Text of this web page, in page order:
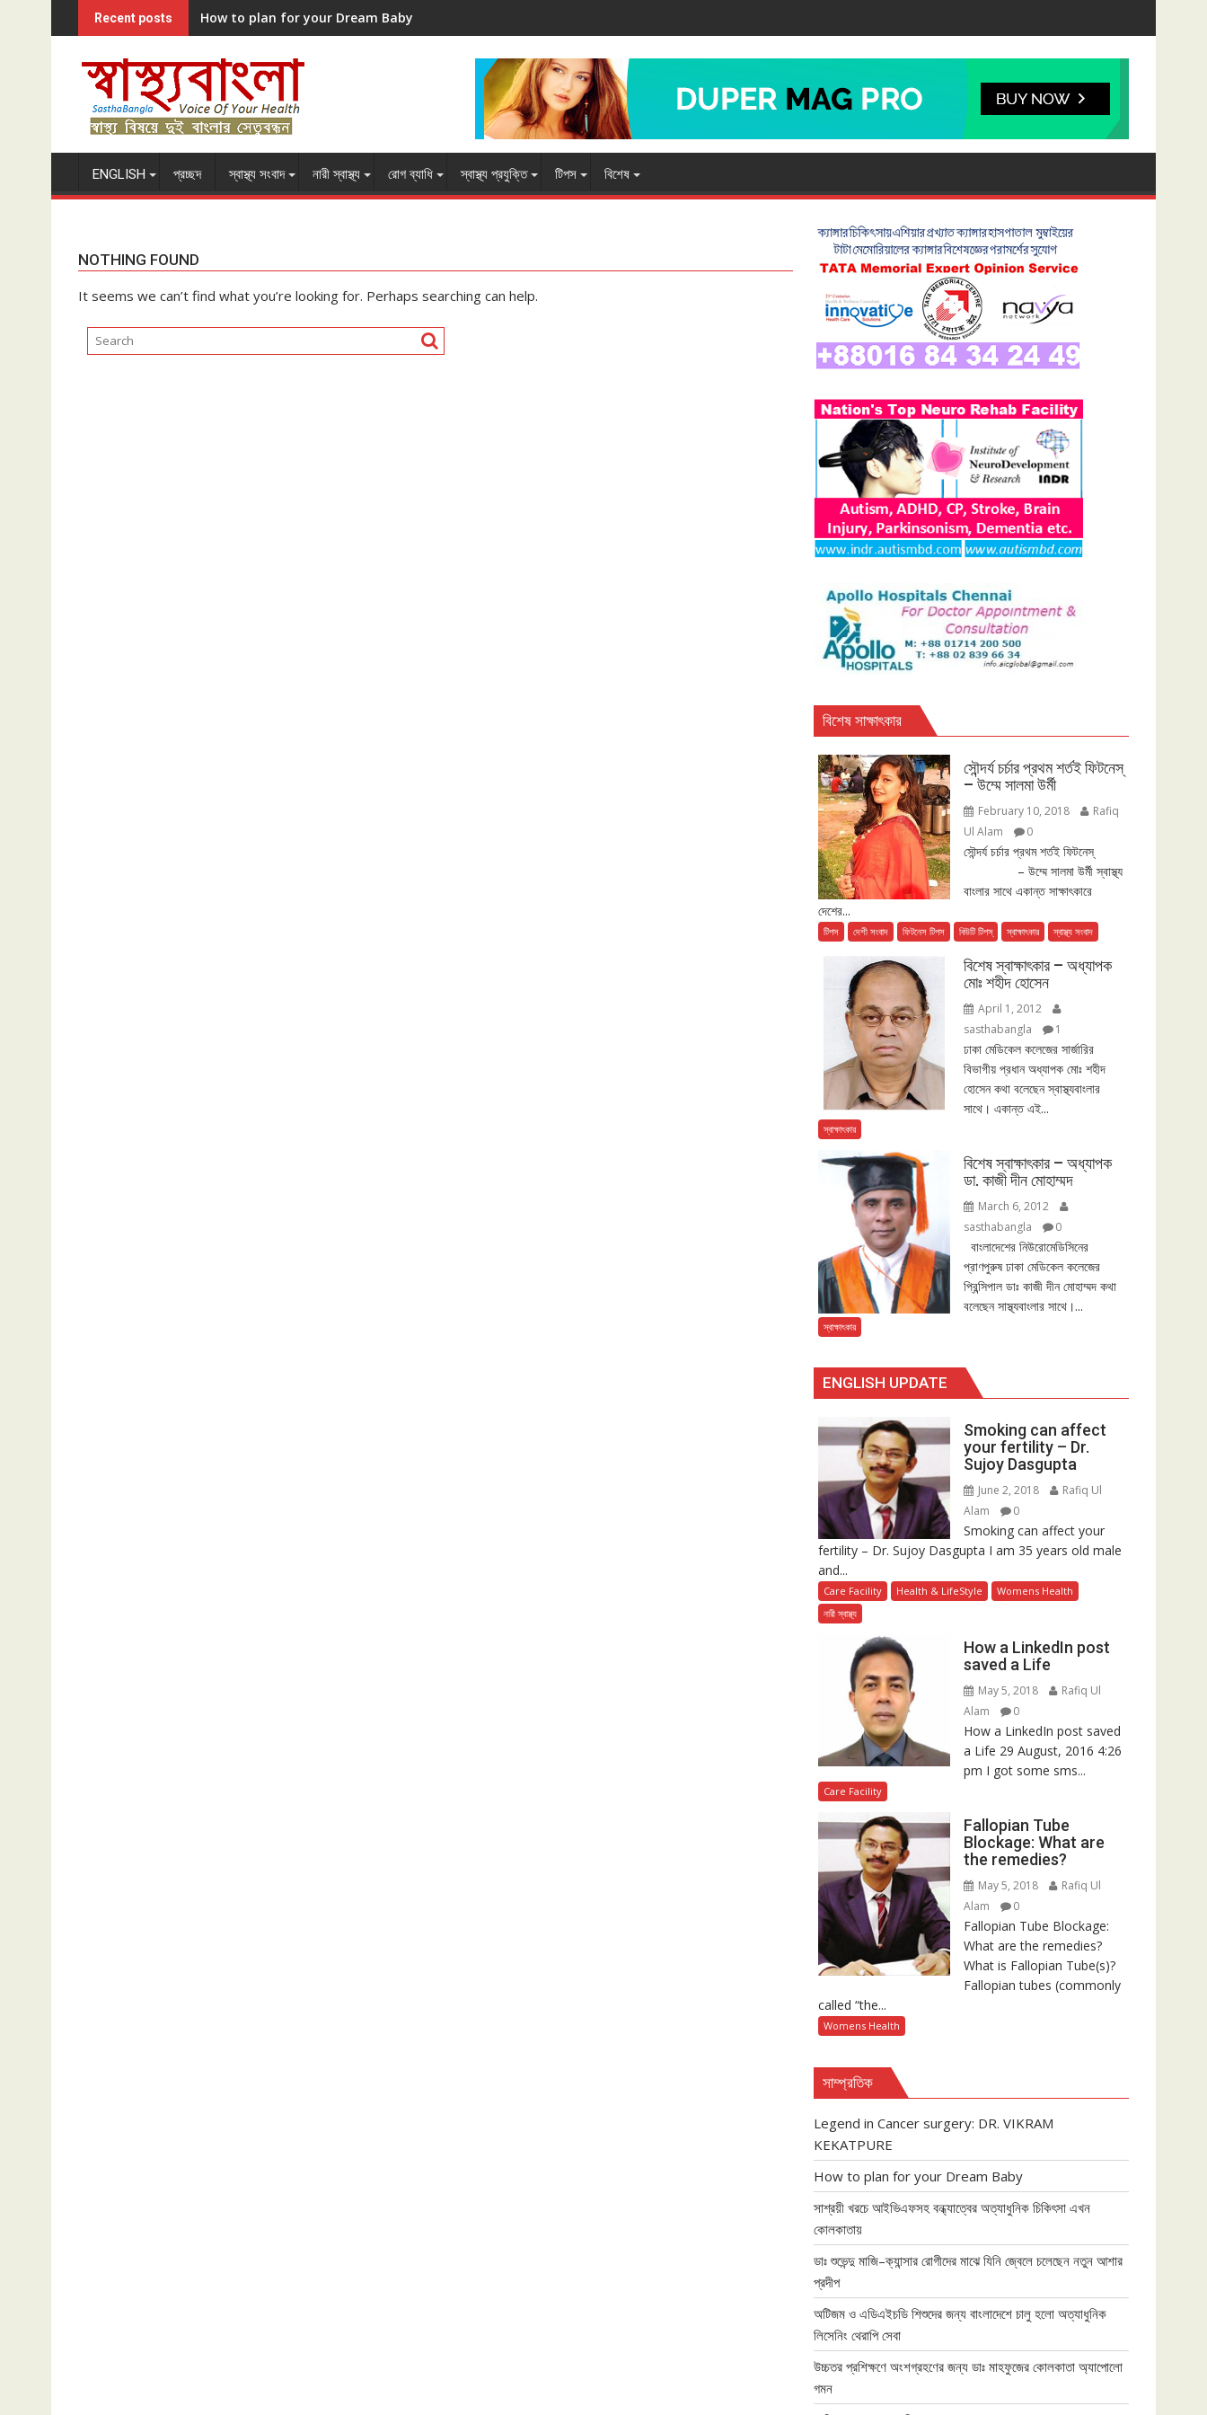
to
Recent posts How to plan for your Dream Baby
ENGLISH প্রচ্ছদ স্বাস্থ্য সংবাদ নারী স্বাস্থ্য রোগ ব্যাধি স্বাস্থ্য প্রযুক্তি টিপস বিশেষ
NOTHING FOUND
It seems we can’t find what you’re looking for. Perhaps searching can help.
বিশেষ সাক্ষাৎকার
সৌন্দর্য চর্চার প্রথম শর্তই ফিটনেস্
– উম্মে সালমা উর্মী
February 10, 2018
Rafiq
Ul Alam
0
সৌন্দর্য চর্চার প্রথম শর্তই ফিটনেস্
– উম্মে সালমা উর্মী স্বাস্থ্য
বাংলার সাথে একান্ত সাক্ষাৎকারে
দেশের...
টিপস দেশী সংবাদ ফিটনেস টিপস বিউটি টিপস্ স্বাক্ষাৎকার স্বাস্থ্য সংবাদ
বিশেষ স্বাক্ষাৎকার – অধ্যাপক
মোঃ শহীদ হোসেন
April 1, 2012
sasthabangla
1
ঢাকা মেডিকেল কলেজের সার্জারির
বিভাগীয় প্রধান অধ্যাপক মোঃ শহীদ
হোসেন কথা বলেছেন স্বাস্থ্যবাংলার
সাথে। একান্ত এই...
স্বাক্ষাৎকার
বিশেষ স্বাক্ষাৎকার – অধ্যাপক
ডা. কাজী দীন মোহাম্মদ
March 6, 2012
sasthabangla
0
বাংলাদেশের নিউরোমেডিসিনের
প্রাণপুরুষ ঢাকা মেডিকেল কলেজের
প্রিন্সিপাল ডাঃ কাজী দীন মোহাম্মদ কথা
বলেছেন সাস্থ্যবাংলার সাথে।...
স্বাক্ষাৎকার
ENGLISH UPDATE
Smoking can affect
your fertility – Dr.
Sujoy Dasgupta
June 2, 2018
Rafiq Ul
Alam
0
Smoking can affect your
fertility – Dr. Sujoy Dasgupta I am 35 years old male
and...
Care Facility Health & LifeStyle
Womens Health
নারী স্বাস্থ্য
How a LinkedIn post
saved a Life
May 5, 2018
Rafiq Ul
Alam
0
How a LinkedIn post saved
a Life 29 August, 2016 4:26
pm I got some sms...
Care Facility
Fallopian Tube
Blockage: What are
the remedies?
May 5, 2018
Rafiq Ul
Alam
0
Fallopian Tube Blockage:
What are the remedies?
What is Fallopian Tube(s)?
Fallopian tubes (commonly
called “the...
Womens Health
সাম্প্রতিক
Legend in Cancer surgery: DR. VIKRAM
KEKATPURE
How to plan for your Dream Baby
সাশ্রয়ী খরচে আইভিএফসহ বন্ধ্যাত্বের অত্যাধুনিক চিকিৎসা এখন
কোলকাতায়
ডাঃ শুভেন্দু মাজি–ক্যান্সার রোগীদের মাঝে যিনি জ্বেলে চলেছেন নতুন আশার
প্রদীপ
অটিজম ও এডিএইচডি শিশুদের জন্য বাংলাদেশে চালু হলো অত্যাধুনিক
লিসেনিং থেরাপি সেবা
উচ্চতর প্রশিক্ষণে অংশগ্রহণের জন্য ডাঃ মাহফুজের কোলকাতা অ্যাপোলো
গমন